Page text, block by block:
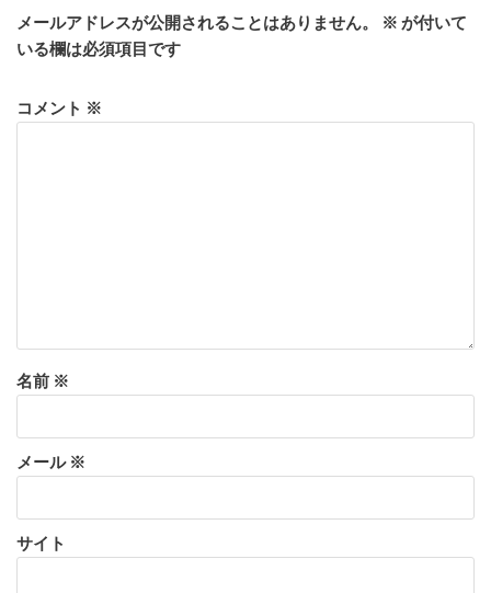
メールアドレスが公開されることはありません。 ※ が付いて
いる欄は必須項目です
コメント ※
名前 ※
メール ※
サイト